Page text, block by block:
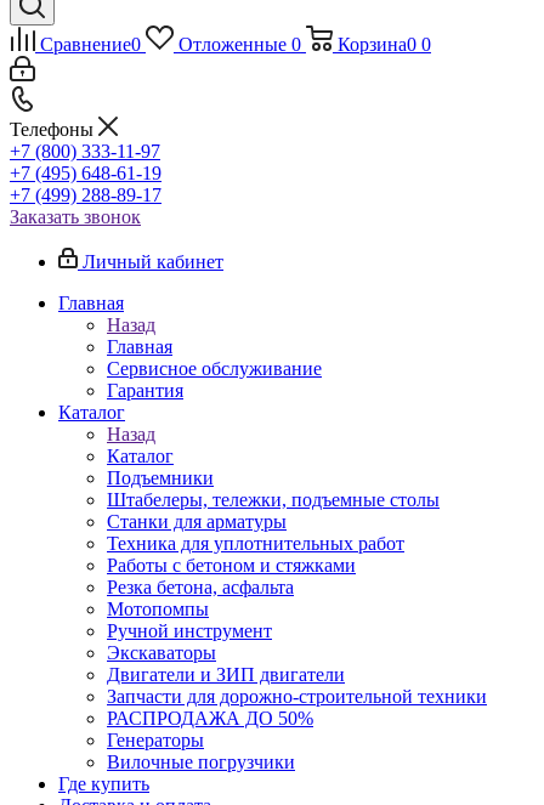
Сравнение0 Отложенные 0 Корзина0 0
Телефоны
+7 (800) 333-11-97
+7 (495) 648-61-19
+7 (499) 288-89-17
Заказать звонок
Личный кабинет
Главная
Назад
Главная
Сервисное обслуживание
Гарантия
Каталог
Назад
Каталог
Подъемники
Штабелеры, тележки, подъемные столы
Станки для арматуры
Техника для уплотнительных работ
Работы с бетоном и стяжками
Резка бетона, асфальта
Мотопомпы
Ручной инструмент
Экскаваторы
Двигатели и ЗИП двигатели
Запчасти для дорожно-строительной техники
РАСПРОДАЖА ДО 50%
Генераторы
Вилочные погрузчики
Где купить